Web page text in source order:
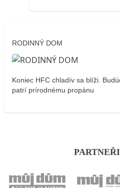
RODINNÝ DOM
Koniec HFC chladív sa blíži.
patrí prírodnému propánu